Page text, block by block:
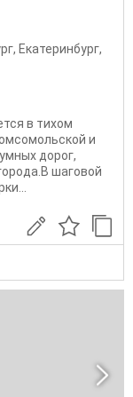
, Екатеринбург,
в тихом
и
дорог,
шаговой